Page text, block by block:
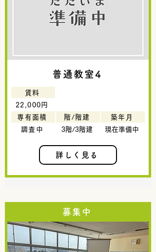
普通教室4
築年月
調査中
3階/3階建
22,000円
現在準備中
詳しく見る
階/階建
専有面積
賃料
募集中